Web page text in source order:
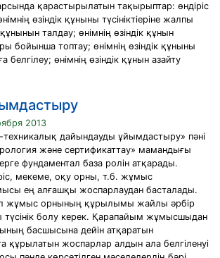
қарастырылатын тақырыптар: өндіріс
өзіндік құныны түсініктіеріне жалпы
талдау; өнімнің өзіндік құнын
бойынша топтау; өнімнің өзіндік құныны
белгілеу; өнімнің өзіндік құнын азайту
2013
техникалық дайындауды ұйымдастыру» пәні
және сертификаттау» мамандығы
фундаментал база ролін атқарады.
мекеме, оқу орны, т.б. жұмыс
ең алғашқы жоспарлаудан басталады.
жұмыс орнының құрылымы жайлы әрбір
болу керек. Қарапайым жұмысшыдан
басшысына дейін атқаратын
құрылатын жоспарлар алдын ала белгіленуі